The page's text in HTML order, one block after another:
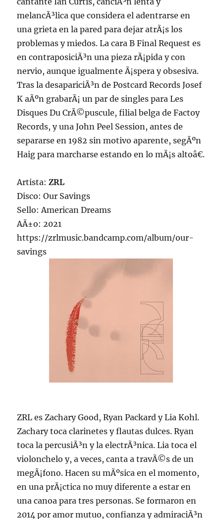
melancÃ³lica que considera el adentrarse en
una grieta en la pared para dejar atrÃ¡s los
problemas y miedos. La cara B Final Request es
en contraposiciÃ³n una pieza rÃ¡pida y con
nervio, aunque igualmente Ã¡spera y obsesiva.
Tras la desapariciÃ³n de Postcard Records Josef
K aÃºn grabarÃ¡ un par de singles para Les
Disques Du CrÃ©puscule, filial belga de Factoy
Records, y una John Peel Session, antes de
separarse en 1982 sin motivo aparente, segÃºn
Haig para marcharse estando en lo mÃ¡s altoâ€.
Artista:ZRL
Disco: Our Savings
Sello: American Dreams
AÃ±o: 2021
https://zrlmusic.bandcamp.com/album/our-
savings
ZRL es Zachary Good, Ryan Packard y Lia Kohl.
Zachary toca clarinetes y flautas dulces. Ryan
toca la percusiÃ³n y la electrÃ³nica. Lia toca el
violonchelo y, a veces, canta a travÃ©s de un
megÃ¡fono. Hacen su mÃºsica en el momento,
en una prÃ¡ctica no muy diferente a estar en
una canoa para tres personas. Se formaron en
2014 por amor mutuo, confianza y admiraciÃ³n